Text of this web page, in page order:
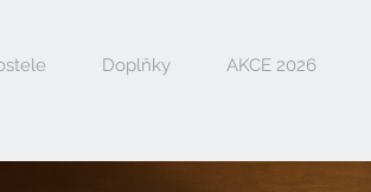
Doplňky AKCE 2026